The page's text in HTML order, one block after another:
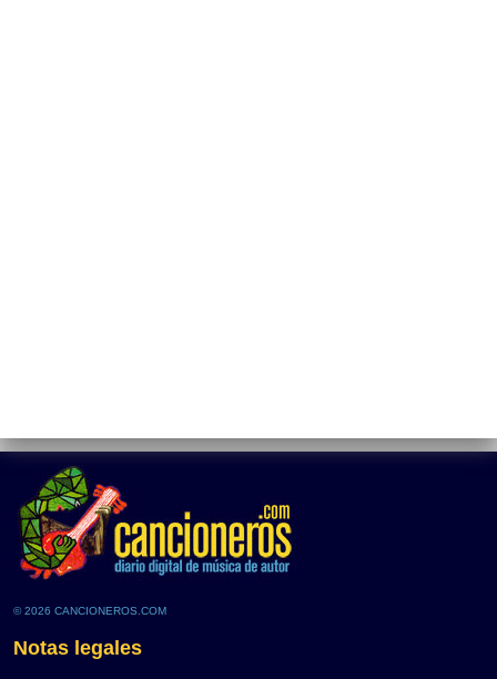
© 2026 CANCIONEROS.COM
Notas legales